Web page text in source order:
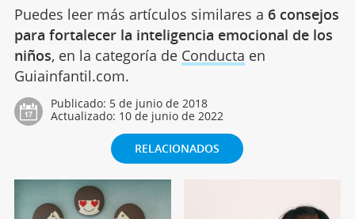
Puedes leer más artículos similares a 6 consejos
para fortalecer la inteligencia emocional de los
niños, en la categoría de Conducta en
Guiainfantil.com.
Publicado: 5 de junio de 2018
Actualizado: 10 de junio de 2022
RELACIONADOS